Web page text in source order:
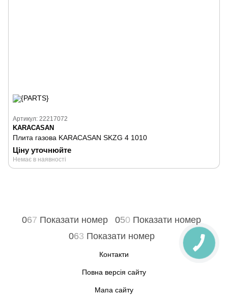
Артикул: 22217072
KARACASAN
Плита газова KARACASAN SKZG 4 1010
Ціну уточнюйте
Немає в наявності
067 Показати номер 050 Показати номер
063 Показати номер
Контакти
Повна версія сайту
Мапа сайту